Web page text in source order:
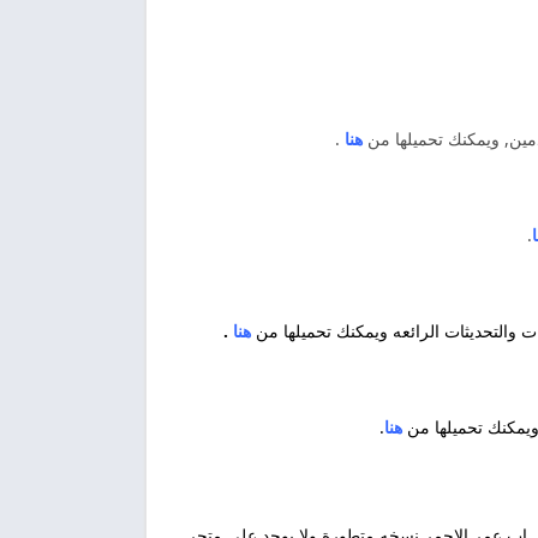
ويمكنك تحميلها من هنا .
.
الرائعه ويمكنك تحميلها من هنا .
تحميلها من هنا.